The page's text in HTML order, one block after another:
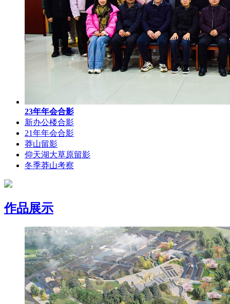
23年年会合影
新办公楼合影
21年年会合影
莽山留影
仰天湖大草原留影
冬季莽山考察
作品展示